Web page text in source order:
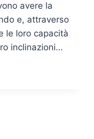
avere la
e, attraverso
le loro capacità
inclinazioni…